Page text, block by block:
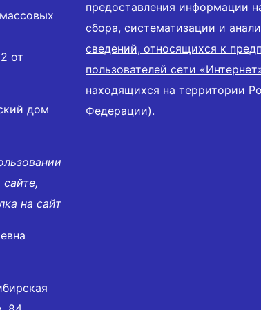
от
дом
на сайт
предоставления информации
сбора, систематизации и
сведений, относящихся к
пользователей сети
находящихся на территории
Федерации).